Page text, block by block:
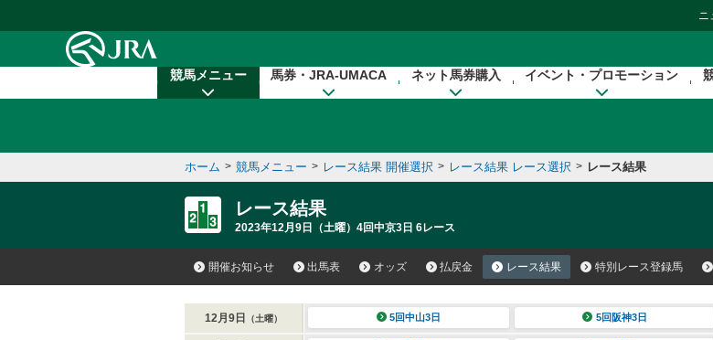
ニ
競馬メニュー 馬券・JRA-UMACA ネット馬券購入 イベント・プロモーション
ホーム > 競馬メニュー > レース結果 開催選択 > レース結果 レース選択 > レース結果
レース結果
2023年12月9日（土曜）4回中京3日 6レース
開催お知らせ 出馬表 オッズ 払戻金 レース結果 特別レース登録馬
12月9日 （土曜） 5回中山3日 5回阪神3日